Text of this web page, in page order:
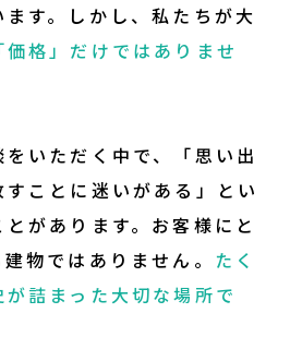
す。しかし、私たちが大
価格」だけではありませ
いただく中で、「思い出
ことに迷いがある」とい
があります。お客様にと
物ではありません。 たく
詰まった大切な場所で